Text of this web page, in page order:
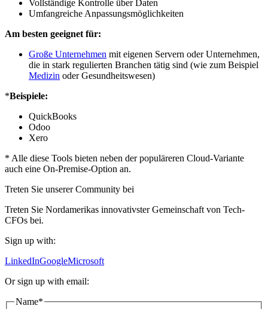
Vollständige Kontrolle über Daten
Umfangreiche Anpassungsmöglichkeiten
Am besten geeignet für:
Große Unternehmen mit eigenen Servern oder Unternehmen,
die in stark regulierten Branchen tätig sind (wie zum Beispiel
Medizin oder Gesundheitswesen)
*Beispiele:
QuickBooks
Odoo
Xero
* Alle diese Tools bieten neben der populäreren Cloud-Variante
auch eine On-Premise-Option an.
Treten Sie unserer Community bei
Treten Sie Nordamerikas innovativster Gemeinschaft von Tech-
CFOs bei.
Sign up with:
LinkedInGoogleMicrosoft
Or sign up with email:
Name*